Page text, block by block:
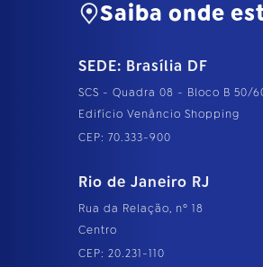
Saiba onde
SEDE: Brasília DF
SCS - Quadra 08 - Bloco B 50/
Edifício Venâncio Shopping
CEP: 70.333-900
Rio de Janeiro RJ
Rua da Relação, nº 18
Centro
CEP: 20.231-110